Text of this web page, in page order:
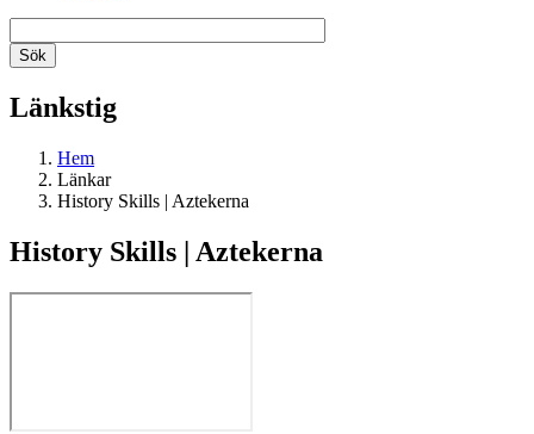
Länkstig
Hem
Länkar
History Skills | Aztekerna
History Skills | Aztekerna